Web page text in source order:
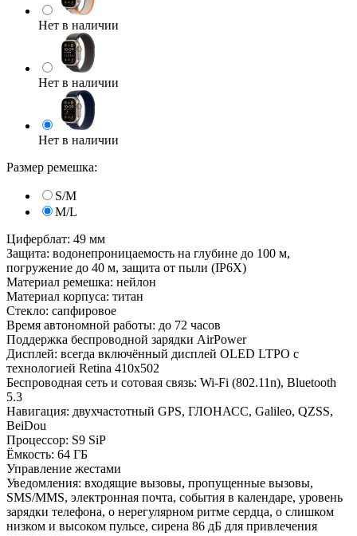
Нет в наличии
Нет в наличии
Нет в наличии
Размер ремешка:
S/M
M/L
Циферблат: 49 мм
Защита: водонепроницаемость на глубине до 100 м,
погружение до 40 м, защита от пыли (IP6X)
Материал ремешка: нейлон
Материал корпуса: титан
Стекло: сапфировое
Время автономной работы: до 72 часов
Поддержка беспроводной зарядки AirPower
Дисплей: всегда включённый дисплей OLED LTPO с
технологией Retina 410х502
Беспроводная сеть и сотовая связь: Wi-Fi (802.11n), Bluetooth
5.3
Навигация: двухчастотный GPS, ГЛОНАСС, Galileo, QZSS,
BeiDou
Процессор: S9 SiP
Ёмкость: 64 ГБ
Управление жестами
Уведомления: входящие вызовы, пропущенные вызовы,
SMS/MMS, электронная почта, события в календаре, уровень
зарядки телефона, о нерегулярном ритме сердца, о слишком
низком и высоком пульсе, сирена 86 дБ для привлечения